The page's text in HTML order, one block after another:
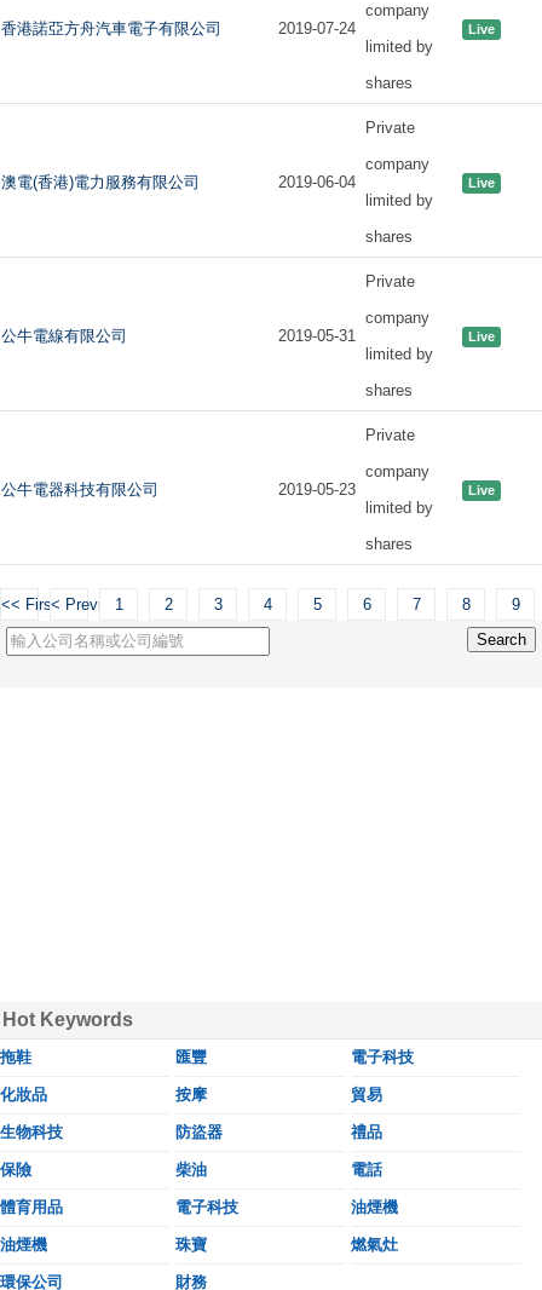
香港諾亞方舟汽車電子有限公司 2019-07-24
company
limited by
shares
Live
澳電(香港)電力服務有限公司 2019-06-04
Private
company
limited by
shares
Live
公牛電線有限公司 2019-05-31
Private
company
limited by
shares
Live
公牛電器科技有限公司 2019-05-23
Private
company
limited by
shares
Live
<< First< Previous1 2 3 4 5 6 7 8 9
Hot Keywords
拖鞋 匯豐 電子科技
化妝品 按摩 貿易
生物科技 防盜器 禮品
保險 柴油 電話
體育用品 電子科技 油煙機
油煙機 珠寶 燃氣灶
環保公司 財務